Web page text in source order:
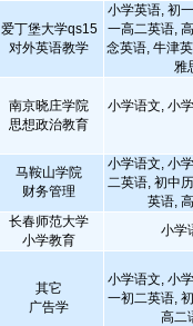
爱丁堡大学qs15
对外英语教学
小学英语, 初
一高二英语,
念英语, 牛津
雅
南京晓庄学院
思想政治教育
小学语文, 小
马鞍山学院
财务管理
小学语文, 小
二英语, 初中
英语,
长春师范大学
小学教育
小学
其它
广告学
小学语文, 小
一初二英语,
高二